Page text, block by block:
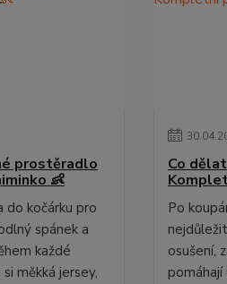
prostěradlo
👶
do kočárku pro
spánek a
každé
měkká jersey,
30.04.
Co
Po
osušení,